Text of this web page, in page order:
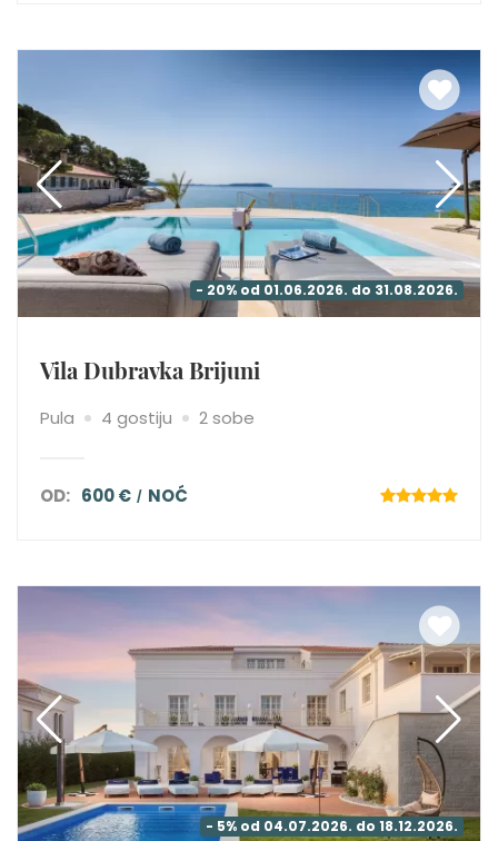
- 20% od 01.06.2026. do 31.08.2026.
Vila Dubravka Brijuni
Pula 4 gostiju 2 sobe
OD: 600 € NOĆ
- 5% od 04.07.2026. do 18.12.2026.